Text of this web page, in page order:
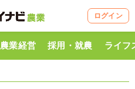
ログイン
農業経営 採用・就農 ライフ